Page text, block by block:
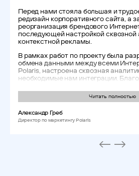
Перед нами стояла большая и
редизайн корпоративного сайта, а
реорганизация брендового
последующей настройкой сквозной
контекстной рекламы.
В рамках работ по проекту была
обмена данными между всеми
Polaris, настроена сквозная
необходимые нам интеграции.
Читать полностью
Александр Греб
Директор по маркетингу Polaris